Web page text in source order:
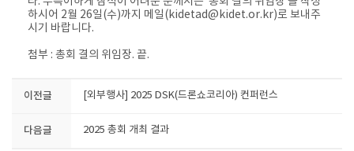
하시어 2월 26일(수)까지 메일(kidetad@kidet.or.kr)로 보내주
시기 바랍니다.
첨부 : 총회 결의 위임장. 끝.​
이전글 [외부행사] 2025 DSK(드론쇼코리아) 컨퍼런스
다음글 2025 총회 개최 결과